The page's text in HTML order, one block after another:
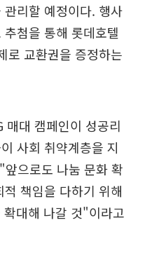
리할 예정이다. 행사
첨을 통해 롯데호텔
로 교환권을 증정하는
매대 캠페인이 성공리
사회 취약계층을 지
으로도 나눔 문화 확
책임을 다하기 위해
확대해 나갈 것"이라고